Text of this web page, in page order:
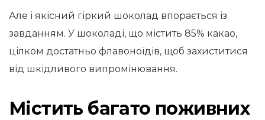
Але і якісний гіркий шоколад впорається із
завданням. У шоколаді, що містить 85% какао,
цілком достатньо флавоноїдів, щоб захиститися
від шкідливого випромінювання.
Містить багато поживних